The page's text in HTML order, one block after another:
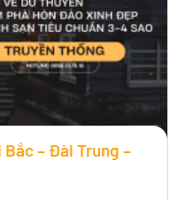
– Đài Trung –